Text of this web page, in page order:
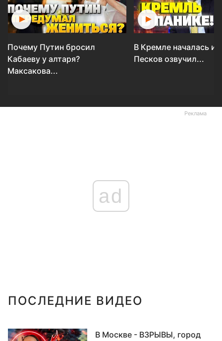
Почему Путин бросил
Кабаеву у алтаря?
Максакова...
В Кремле началась
Песков озвучил...
Реклама
ad
ПОСЛЕДНИЕ ВИДЕО
В Москве - ВЗРЫВЫ, город